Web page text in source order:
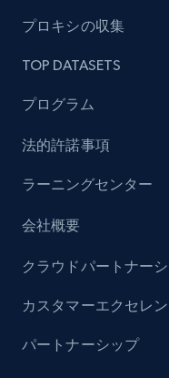
Lowes.com
Model number, Gtin
991+
Lowes.com -
Model number, Gtin
プロキシの収集
TOP DATASETS
プログラム
法的許諾事項
ラーニングセンター
会社概要
クラウドパートナー
カスタマーエクセレ
パートナーシップ